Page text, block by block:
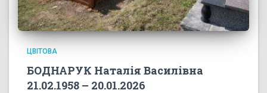
ЦВІТОВА
БОДНАРУК Наталія Василівна
21.02.1958 – 20.01.2026